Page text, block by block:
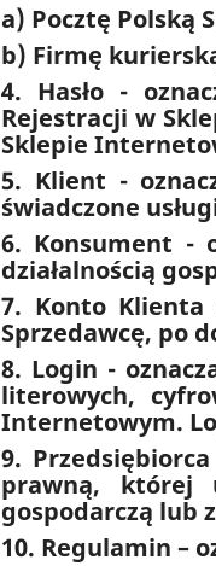
a) Pocztę Polską
b) Firmę
4. Hasło -
Rejestracji w
Sklepie
5. Klient -
świadczone
6. Konsument -
działalnością
7. Konto Klienta
Sprzedawcę, po
8. Login -
literowych,
Internetowym.
9.
prawną, której
gospodarczą lub
10. Regulamin –